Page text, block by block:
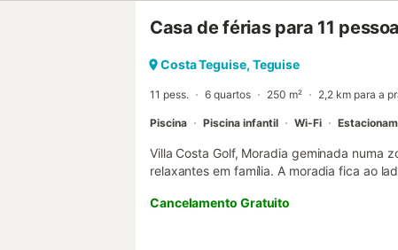
Casa de férias para 11
Costa Teguise, Teguise
11 pess. 6 quartos 250 m² 2,2 km para a
Piscina Piscina infantil Wi-Fi
Villa Costa Golf, Moradia geminada numa
relaxantes em família. A moradia fica ao
GRUPOS DE JOVENS COM MENOS DE
plano, televisão por satélite (canais
Cancelamento Gratuito